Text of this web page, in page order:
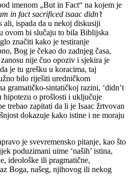
imenom „But in Fact“ na kojem je
in fact sacrificed isaac didn’t
ali, ispada da u nekoj diskusiji
ovom bi slučaju to bila Biblijska
značiti kako je testiranje
Bog je čekao do zadnjeg časa,
nije čuo opoziv i sjekira je
je tu grešku u koracima, taj
bilo riješiti uredničkom
gramatičko-sintatičkoj razini, ‘didn’t
hipotezu o prošlosti i uključuje
trebao zapitati da li je Isaac žrtvovan
dokazuje kako istine i ne moraju
je svevremensko pitanje, kao što
poduzimani uime ‘naših’ istina,
ideološke ili pragmatične,
Boga, našeg, njihovog ili nekog